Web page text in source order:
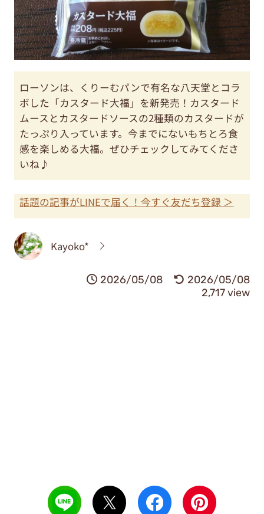
ローソンは、くりーむパンで有名な八天堂とコラ
ボした「カスタード大福」を新発売！カスタード
ムースとカスタードソースの2種類のカスタードが
たっぷり入っています。今までにないもちとろ食
感を楽しめる大福。ぜひチェックしてみてくださ
いね♪
話題の記事がLINEで届く！今すぐ友だち登録 ＞
Kayoko*
2026/05/08
2026/05/08
2,717 view